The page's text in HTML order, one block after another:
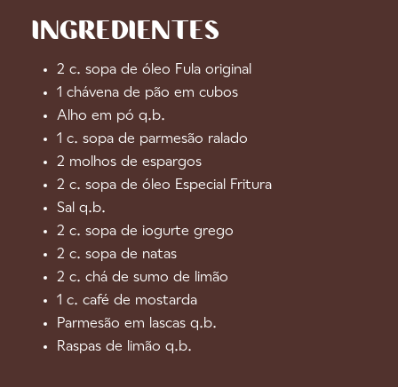
INGREDIENTES
2 c. sopa de óleo Fula original
1 chávena de pão em cubos
Alho em pó q.b.
1 c. sopa de parmesão ralado
2 molhos de espargos
2 c. sopa de óleo Especial Fritura
Sal q.b.
2 c. sopa de iogurte grego
2 c. sopa de natas
2 c. chá de sumo de limão
1 c. café de mostarda
Parmesão em lascas q.b.
Raspas de limão q.b.